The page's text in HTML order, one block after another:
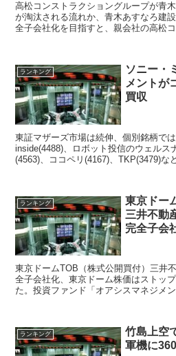
高松コンストラクショングループが青
が淘汰される流れか、青木あすなろ建
全子会社化を目指すと、親会社の高松
ランキング
ソニー・
メントが
買収
東証マザーズ市場は続伸、個別銘柄で
inside(4488)、ロボット投信のウェルス
(4563)、ココペリ(4167)、TKP(3479)な
ランキング
東京ドー
三井不動
完全子会
東京ドームTOB（株式公開買付）三井
全子会社化、東京ドーム株価はストッ
た。投資ファンド「オアシスマネジメ
ランキング
竹島上空
軍機に